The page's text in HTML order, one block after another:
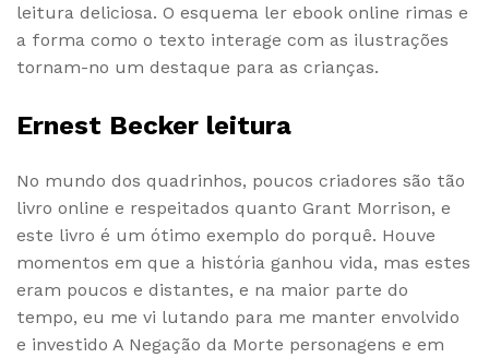
leitura deliciosa. O esquema ler ebook online rimas e
a forma como o texto interage com as ilustrações
tornam-no um destaque para as crianças.
Ernest Becker leitura
No mundo dos quadrinhos, poucos criadores são tão
livro online e respeitados quanto Grant Morrison, e
este livro é um ótimo exemplo do porquê. Houve
momentos em que a história ganhou vida, mas estes
eram poucos e distantes, e na maior parte do
tempo, eu me vi lutando para me manter envolvido
e investido A Negação da Morte personagens e em